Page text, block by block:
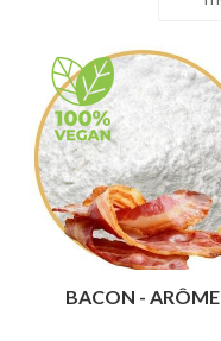
BACON - ARÔME